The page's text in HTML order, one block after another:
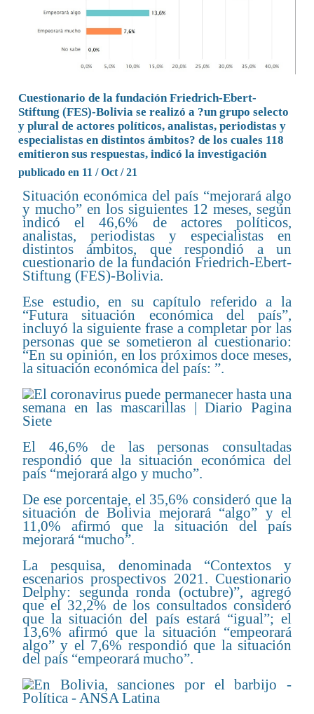
Cuestionario de la fundación Friedrich-Ebert-
Stiftung (FES)-Bolivia se realizó a ?un grupo selecto
y plural de actores políticos, analistas, periodistas y
especialistas en distintos ámbitos? de los cuales 118
emitieron sus respuestas, indicó la investigación
publicado en 11 / Oct / 21
Situación económica del país “mejorará algo
y mucho” en los siguientes 12 meses, según
indicó el 46,6% de actores políticos,
analistas, periodistas y especialistas en
distintos ámbitos, que respondió a un
cuestionario de la fundación Friedrich-Ebert-
Stiftung (FES)-Bolivia.
Ese estudio, en su capítulo referido a la
“Futura situación económica del país”,
incluyó la siguiente frase a completar por las
personas que se sometieron al cuestionario:
“En su opinión, en los próximos doce meses,
la situación económica del país: ”.
El 46,6% de las personas consultadas
respondió que la situación económica del
país “mejorará algo y mucho”.
De ese porcentaje, el 35,6% consideró que la
situación de Bolivia mejorará “algo” y el
11,0% afirmó que la situación del país
mejorará “mucho”.
La pesquisa, denominada “Contextos y
escenarios prospectivos 2021. Cuestionario
Delphy: segunda ronda (octubre)”, agregó
que el 32,2% de los consultados consideró
que la situación del país estará “igual”; el
13,6% afirmó que la situación “empeorará
algo” y el 7,6% respondió que la situación
del país “empeorará mucho”.